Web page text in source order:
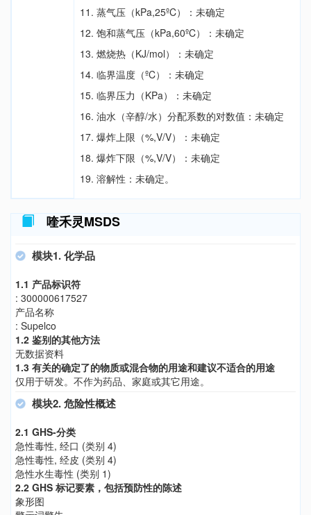
11. 蒸气压（kPa,25ºC）：未确定
12. 饱和蒸气压（kPa,60ºC）：未确定
13. 燃烧热（KJ/mol）：未确定
14. 临界温度（ºC）：未确定
15. 临界压力（KPa）：未确定
16. 油水（辛醇/水）分配系数的对数值：未确定
17. 爆炸上限（%,V/V）：未确定
18. 爆炸下限（%,V/V）：未确定
19. 溶解性：未确定。
喹禾灵MSDS
模块1. 化学品
1.1 产品标识符
: 300000617527
产品名称
: Supelco
1.2 鉴别的其他方法
无数据资料
1.3 有关的确定了的物质或混合物的用途和建议不适合的用途
仅用于研发。不作为药品、家庭或其它用途。
模块2. 危险性概述
2.1 GHS-分类
急性毒性, 经口 (类别 4)
急性毒性, 经皮 (类别 4)
急性水生毒性 (类别 1)
2.2 GHS 标记要素，包括预防性的陈述
象形图